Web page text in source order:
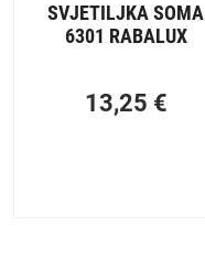
SVJETILJKA SOMA
6301 RABALUX
13,25 €